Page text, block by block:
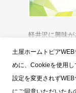
軽井沢に興味
スタッフブロ
土屋ホームトピア
めに、Cookieを使用し
設定を変更されず
にご同意いただいたも